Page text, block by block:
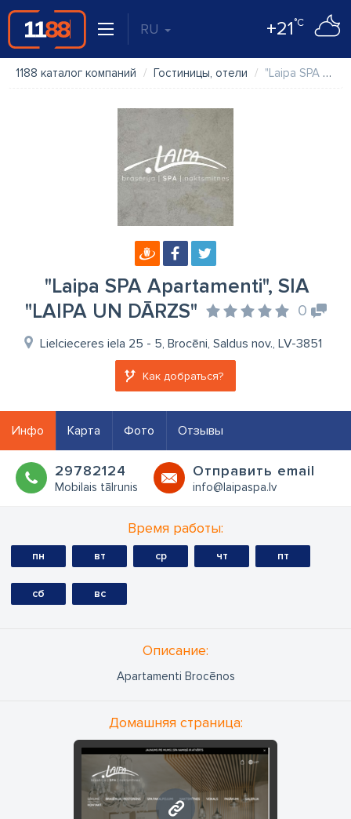
RU +21°C
1188 каталог компаний Гостиницы, отели "Laipa SPA Apartamenti", SIA "LAIPA UN DĀRZS"
"Laipa SPA Apartamenti", SIA
"LAIPA UN DĀRZS"
0
Lielcieceres iela 25 - 5, Brocēni, Saldus nov., LV-3851
Как добраться?
Инфо Карта Фото Отзывы
29782124
Mobilais tālrunis
Oтправить email
info@laipaspa.lv
Время работы:
пн вт ср чт пт
сб вс
Oписание:
Apartamenti Brocēnos
Домашняя страница:
laipaspa.lv